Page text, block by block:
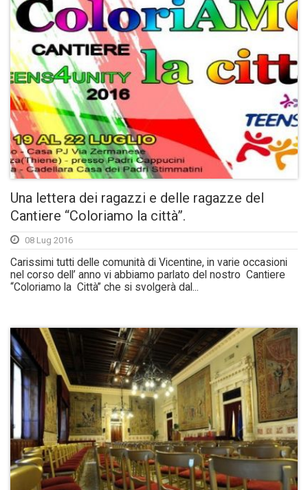
Una lettera dei ragazzi e delle ragazze del
Cantiere “Coloriamo la città”.
08 Lug 2016
Carissimi tutti delle comunità di Vicentine, in varie occasioni
nel corso dell’ anno vi abbiamo parlato del nostro Cantiere
“Coloriamo la Città” che si svolgerà dal...